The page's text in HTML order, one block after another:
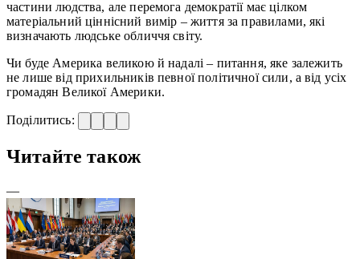
частини людства, але перемога демократії має цілком
матеріальний ціннісний вимір – життя за правилами, які
визначають людське обличчя світу.
Чи буде Америка великою й надалі – питання, яке залежить
не лише від прихильників певної політичної сили, а від усіх
громадян Великої Америки.
Поділитись:
Читайте також
—